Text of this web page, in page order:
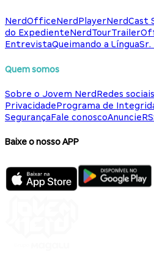
NerdOfficeNerdPlayerNerdCast
do ExpedienteNerdTour
EntrevistaQueimando a LínguaSr.
Quem somos
Sobre o Jovem NerdRedes sociais
PrivacidadePrograma de
SegurançaFale conoscoAnuncie
Baixe o nosso APP